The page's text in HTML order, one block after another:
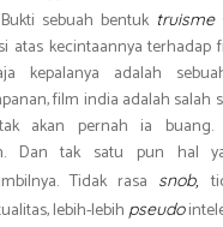
sebuah bentuk truisme
atas kecintaannya terhadap
kepalanya adalah
film india adalah salah
akan pernah ia buang.
Dan tak satu pun hal
Tidak rasa
snob,
lebih-lebih pseudo